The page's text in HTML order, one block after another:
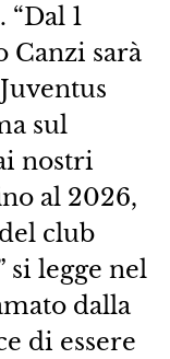
1
Canzi sarà
sul
nostri
al 2026,
club
si legge nel
dalla
di essere